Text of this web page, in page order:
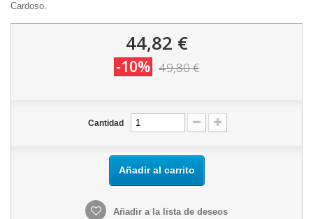
Cardoso.
44,82 €
-10% 49,80 €
Cantidad
Añadir al carrito
Añadir a la lista de deseos